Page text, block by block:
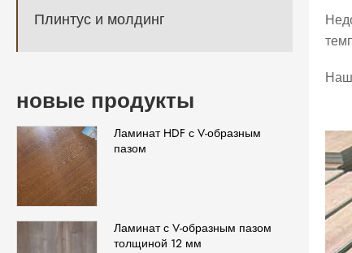
Плинтус и молдинг
новые продукты
Ламинат HDF с V-образным
пазом
Ламинат с V-образным пазом
толщиной 12 мм